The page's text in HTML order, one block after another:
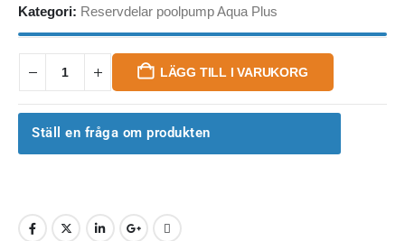
Kategori: Reservdelar poolpump Aqua Plus
LÄGG TILL I VARUKORG
Ställ en fråga om produkten